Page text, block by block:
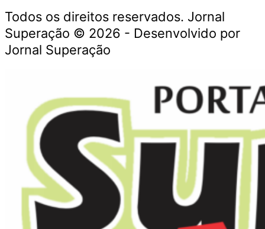
Todos os direitos reservados. Jornal
Superação © 2026 - Desenvolvido por
Jornal Superação